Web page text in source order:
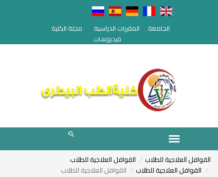
الجامعة المقررات الدراسية
مجلة الكلية
فيديوهات
القوافل العلاجية للطلاب
القوافل العلاجية للطلاب
القوافل العلاجية للطلاب
القوافل العلاجية للطلاب